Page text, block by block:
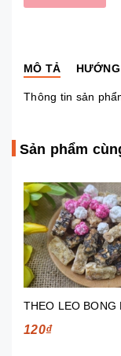
MÔ TẢ
Thông tin sản
Sản phẩm
120₫